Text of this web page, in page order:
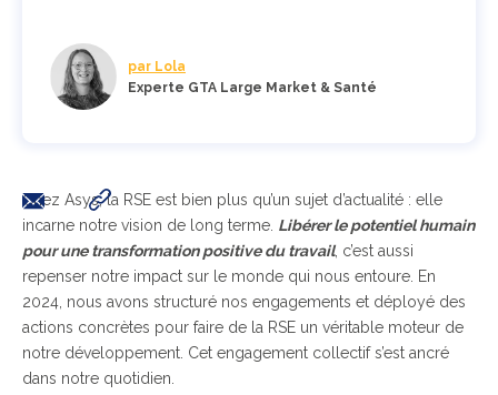
par Lola
Experte GTA Large Market & Santé
Chez Asys, la RSE est bien plus qu’un sujet d’actualité : elle
incarne notre vision de long terme. Libérer le potentiel humain
pour une transformation positive du travail, c’est aussi
repenser notre impact sur le monde qui nous entoure. En
2024, nous avons structuré nos engagements et déployé des
actions concrètes pour faire de la RSE un véritable moteur de
notre développement. Cet engagement collectif s’est ancré
dans notre quotidien.